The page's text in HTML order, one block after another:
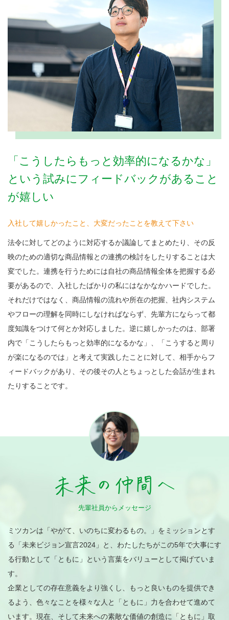
「こうしたらもっと効率的になるかな」
という試みにフィードバックがあること
が嬉しい
入社して嬉しかったこと、大変だったことを教えて下さい
法令に対してどのように対応するか議論してまとめたり、その反
映のための適切な商品情報との連携の検討をしたりすることは大
変でした。連携を行うためには自社の商品情報全体を把握する必
要があるので、入社したばかりの私にはなかなかハードでした。
それだけではなく、商品情報の流れや所在の把握、社内システム
やフローの理解を同時にしなければならず、先輩方にならって都
度知識をつけて何とか対応しました。逆に嬉しかったのは、部署
内で「こうしたらもっと効率的になるかな」、「こうすると周り
が楽になるのでは」と考えて実践したことに対して、相手からフ
ィードバックがあり、その後その人とちょっとした会話が生まれ
たりすることです。
先輩社員からメッセージ
ミツカンは「やがて、いのちに変わるもの。」をミッションとす
る「未来ビジョン宣言2024」と、わたしたちがこの5年で大事にす
る行動として「ともに」という言葉をバリューとして掲げていま
す。
企業としての存在意義をより強くし、もっと良いものを提供でき
るよう、色々なことを様々な人と「ともに」力を合わせて進めて
います。現在、そして未来への素敵な価値の創造に「ともに」取